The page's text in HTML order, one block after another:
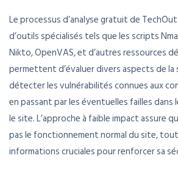
Le processus d’analyse gratuit de
d’outils spécialisés tels que les scripts
Nikto, OpenVAS, et d’autres ressources
permettent d’évaluer divers aspects de
détecter les vulnérabilités connues aux
en passant par les éventuelles failles
le site. L’approche à faible impact assure
pas le fonctionnement normal du site,
informations cruciales pour renforcer sa